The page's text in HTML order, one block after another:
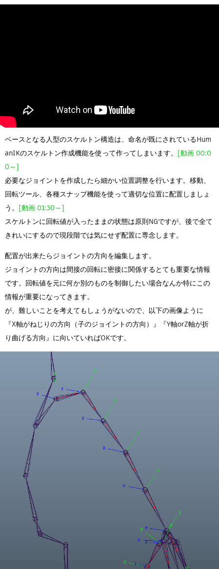
ベースとなる人型のスケルトン構造は、命名が既にされているHum
anIKのスケルトン作成機能を使って作ってしまいます。 [動画 00:0
0～]
必要なジョイントを作成したら細かい位置調整を行います。移動、
回転ツール、各種スナップ機能を使って適切な位置に配置しましょ
う。 [動画 01:30～]
スケルトンに回転値が入ったままの状態は原則NGですが、後で全て
きれいにするので現段階では気にせず配置に専念します。
配置が出来たらジョイントの方向を編集します。
ジョイントの方向は間接の回転に密接に関係するとても重要な情報
です。回転値を元に何か別のものを制御したい場合なんか特にこの
情報が重要になってきます。
が、難しいことを考えてもしょうがないので、以下の画像ように
『X軸がねじりの方向（子のジョイントの方向）』『Y軸orZ軸が折
り曲げる方向』に向いていればOKです。